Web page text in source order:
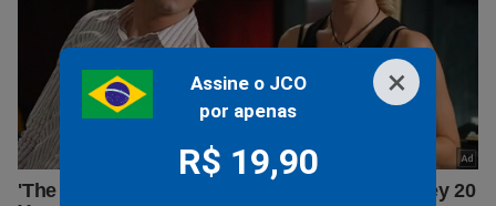
×
Assine o JCO
por apenas
R$ 19,90